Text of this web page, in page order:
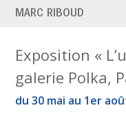
Aller
principal
MARC RIBOUD
M
o
i
Exposition «
galerie Polka,
du 30 mai au 1er